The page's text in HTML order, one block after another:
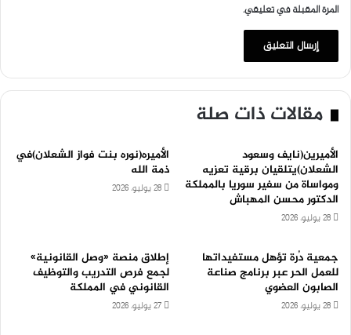
المرة المقبلة في تعليقي.
مقالات ذات صلة
الأميرين(نايف وسعود
الشعلان)يتلقيان برقية تعزيه
ومواساة من سفير سوريا بالمملكة
الدكتور محسن المهباش
28 يوليو، 2026
الأميره(نوره بنت فواز الشعلان)في
ذمة الله
28 يوليو، 2026
جمعية دُرة تؤهل مستفيداتها
للعمل الحر عبر برنامج صناعة
الصابون العضوي
28 يوليو، 2026
إطلاق منصة «وصل القانونية»
لجمع فرص التدريب والتوظيف
القانوني في المملكة
27 يوليو، 2026